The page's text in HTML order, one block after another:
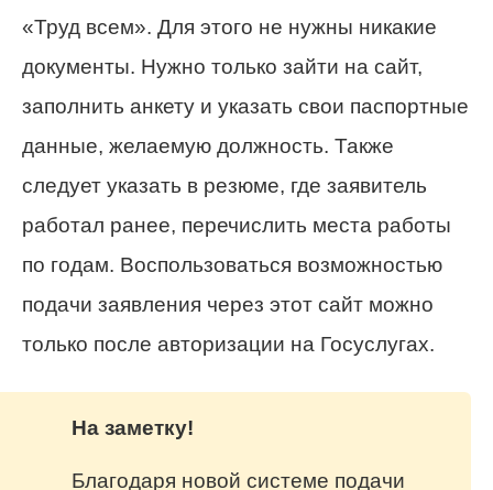
«Труд всем». Для этого не нужны никакие
документы. Нужно только зайти на сайт,
заполнить анкету и указать свои паспортные
данные, желаемую должность. Также
следует указать в резюме, где заявитель
работал ранее, перечислить места работы
по годам. Воспользоваться возможностью
подачи заявления через этот сайт можно
только после авторизации на Госуслугах.
На заметку!
Благодаря новой системе подачи